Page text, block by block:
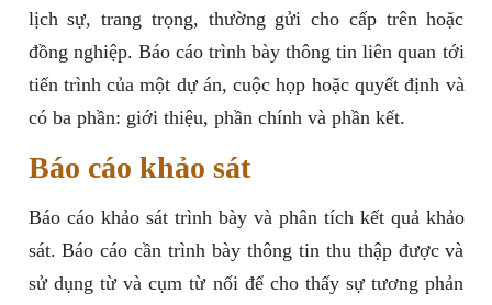
lịch sự, trang trọng, thường gửi cho cấp trên hoặc
đồng nghiệp. Báo cáo trình bày thông tin liên quan tới
tiến trình của một dự án, cuộc họp hoặc quyết định và
có ba phần: giới thiệu, phần chính và phần kết.
Báo cáo khảo sát
Báo cáo khảo sát trình bày và phân tích kết quả khảo
sát. Báo cáo cần trình bày thông tin thu thập được và
sử dụng từ và cụm từ nối để cho thấy sự tương phản